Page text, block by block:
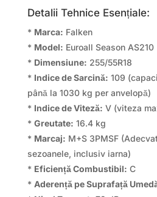
Detalii Tehnice Esențiale:
* Marca: Falken
* Model: Euroall Season AS210
* Dimensiune: 255/55R18
* Indice de Sarcină: 109
până la 1030 kg per anvelopă)
* Indice de Viteză: V (viteza
* Greutate: 16.4 kg
* Marcaj: M+S 3PMSF
sezoanele, inclusiv iarna)
* Eficiență Combustibil: C
* Aderență pe Suprafață